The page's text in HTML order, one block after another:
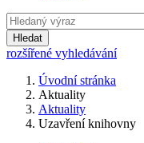
Hledat
rozšířené vyhledávání
Úvodní stránka
Aktuality
Aktuality
Uzavření knihovny